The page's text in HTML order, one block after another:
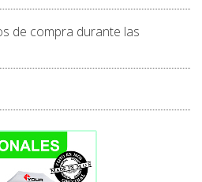
de compra durante las